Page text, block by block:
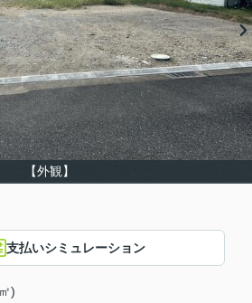
【外観】
支払いシミュレーション
)